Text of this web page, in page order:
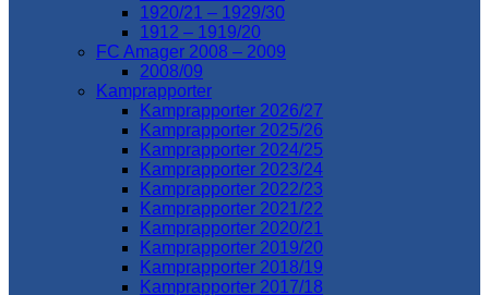
1920/21 – 1929/30
1912 – 1919/20
FC Amager 2008 – 2009
2008/09
Kamprapporter
Kamprapporter 2026/27
Kamprapporter 2025/26
Kamprapporter 2024/25
Kamprapporter 2023/24
Kamprapporter 2022/23
Kamprapporter 2021/22
Kamprapporter 2020/21
Kamprapporter 2019/20
Kamprapporter 2018/19
Kamprapporter 2017/18